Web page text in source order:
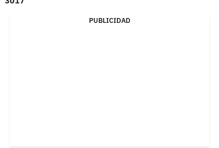
PUBLICIDAD